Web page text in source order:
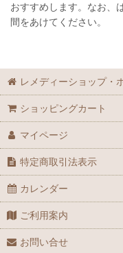
おすすめします。なお、
間をあけてください。
レメディーショップ・
ショッピングカート
マイページ
特定商取引法表示
カレンダー
ご利用案内
お問い合せ